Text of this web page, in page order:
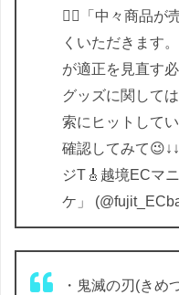
👱‍♀️「中々商品が
くいただきます
が適正を見直す
グッズに関して
索にヒットして
確認してみて😉↓↓
ジT🎸越境ECマ
ケ」
・鬼滅の刃(きめ